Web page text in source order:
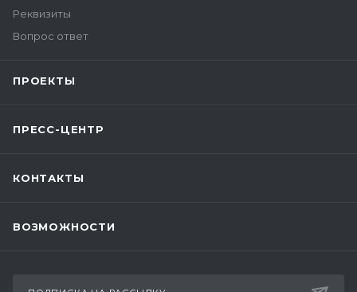
Реквизиты
Вопрос ответ
ПРОЕКТЫ
ПРЕСС-ЦЕНТР
КОНТАКТЫ
ВОЗМОЖНОСТИ